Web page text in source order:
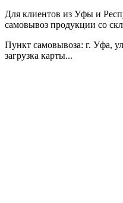
Для клиентов из Уфы и
самовывоз продукции со
Пункт самовывоза: г. Уфа,
загрузка карты...